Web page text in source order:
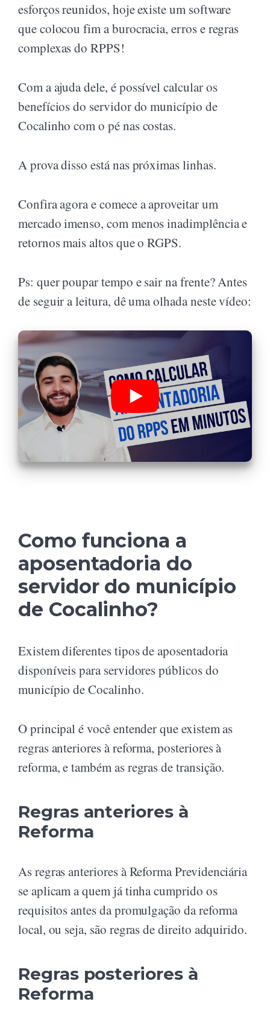
esforços reunidos, hoje existe um software
que colocou fim a burocracia, erros e regras
complexas do RPPS!
Com a ajuda dele, é possível calcular os
benefícios do servidor do município de
Cocalinho com o pé nas costas.
A prova disso está nas próximas linhas.
Confira agora e comece a aproveitar um
mercado imenso, com menos inadimplência e
retornos mais altos que o RGPS.
Ps: quer poupar tempo e sair na frente? Antes
de seguir a leitura, dê uma olhada neste vídeo:
Como funciona a
aposentadoria do
servidor do município
de Cocalinho?
Existem diferentes tipos de aposentadoria
disponíveis para servidores públicos do
município de Cocalinho.
O principal é você entender que existem as
regras anteriores à reforma, posteriores à
reforma, e também as regras de transição.
Regras anteriores à
Reforma
As regras anteriores à Reforma Previdenciária
se aplicam a quem já tinha cumprido os
requisitos antes da promulgação da reforma
local, ou seja, são regras de direito adquirido.
Regras posteriores à
Reforma